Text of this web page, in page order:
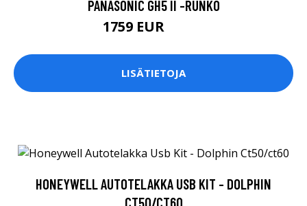
PANASONIC GH5 II -RUNKO
1759 EUR
LISÄTIETOJA
HONEYWELL AUTOTELAKKA USB KIT - DOLPHIN
CT50/CT60